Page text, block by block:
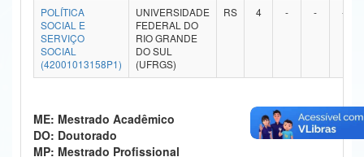
Ministério da Ciência, Tecnologia, Inovações e Comunicações
Ministério do Meio Ambiente
Ministério do Desenvolvimento Regional
Controladoria-Geral da União
POLÍTICA
SOCIAL E
SERVIÇO
SOCIAL
(42001013158P1)
UNIVERSIDADE
FEDERAL DO
RIO GRANDE
DO SUL
(UFRGS)
RS 4 - - -
ME: Mestrado Acadêmico
DO: Doutorado
MP: Mestrado Profissional